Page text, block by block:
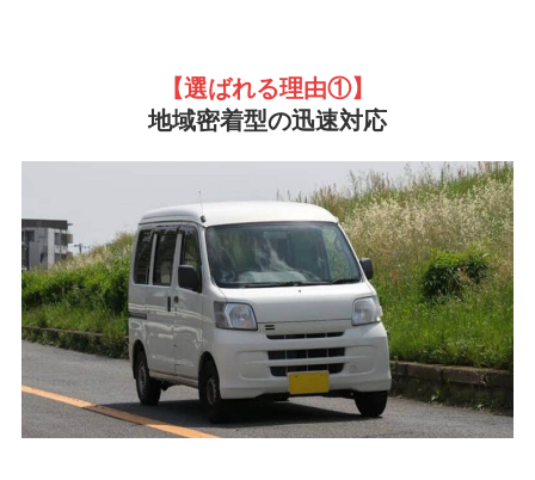
【選ばれる理由①】
地域密着型の迅速対応